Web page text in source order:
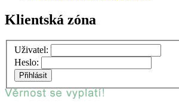
Klientská zóna
Uživatel:
Heslo: